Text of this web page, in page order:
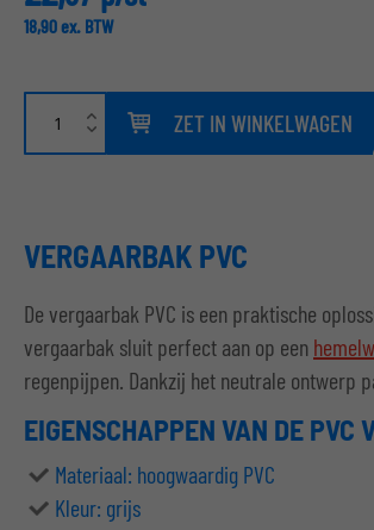
18,90ex. BTW
ZET IN WINKELWAGEN
VERGAARBAK PVC
De vergaarbak PVC is een praktische
vergaarbak sluit perfect aan op een
regenpijpen. Dankzij het neutrale ontwerp
EIGENSCHAPPEN VAN DE PVC
Materiaal: hoogwaardig PVC
Kleur: grijs